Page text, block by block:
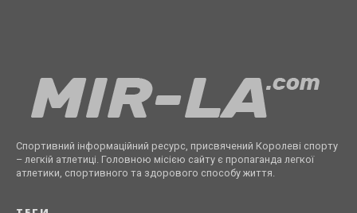
Спортивний інформаційний ресурс, присвячений Королеві спорту
– легкій атлетиці. Головною місією сайту є пропаганда легкої
атлетики, спортивного та здорового способу життя.